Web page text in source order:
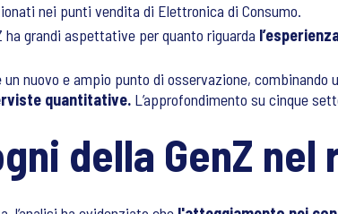
nei punti vendita di Elettronica di Consumo.
ha grandi aspettative per quanto riguarda
un nuovo e ampio punto di osservazione, combinando
quantitative. L’approfondimento su cinque
della GenZ nel